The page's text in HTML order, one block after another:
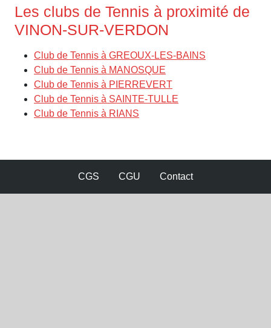
Les clubs de Tennis à proximité de
VINON-SUR-VERDON
Club de Tennis à GREOUX-LES-BAINS
Club de Tennis à MANOSQUE
Club de Tennis à PIERREVERT
Club de Tennis à SAINTE-TULLE
Club de Tennis à RIANS
CGS CGU Contact